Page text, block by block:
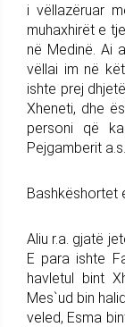
i vëllazëruar
muhaxhirët e
në Medinë. Ai
vëllai im në
ishte prej
Xheneti, dhe
personi që
Pejgamberit a.s..
Bashkëshortet
Aliu r.a. gjatë
E para ishte
havletul bint
Mes`ud bin
veled, Esma